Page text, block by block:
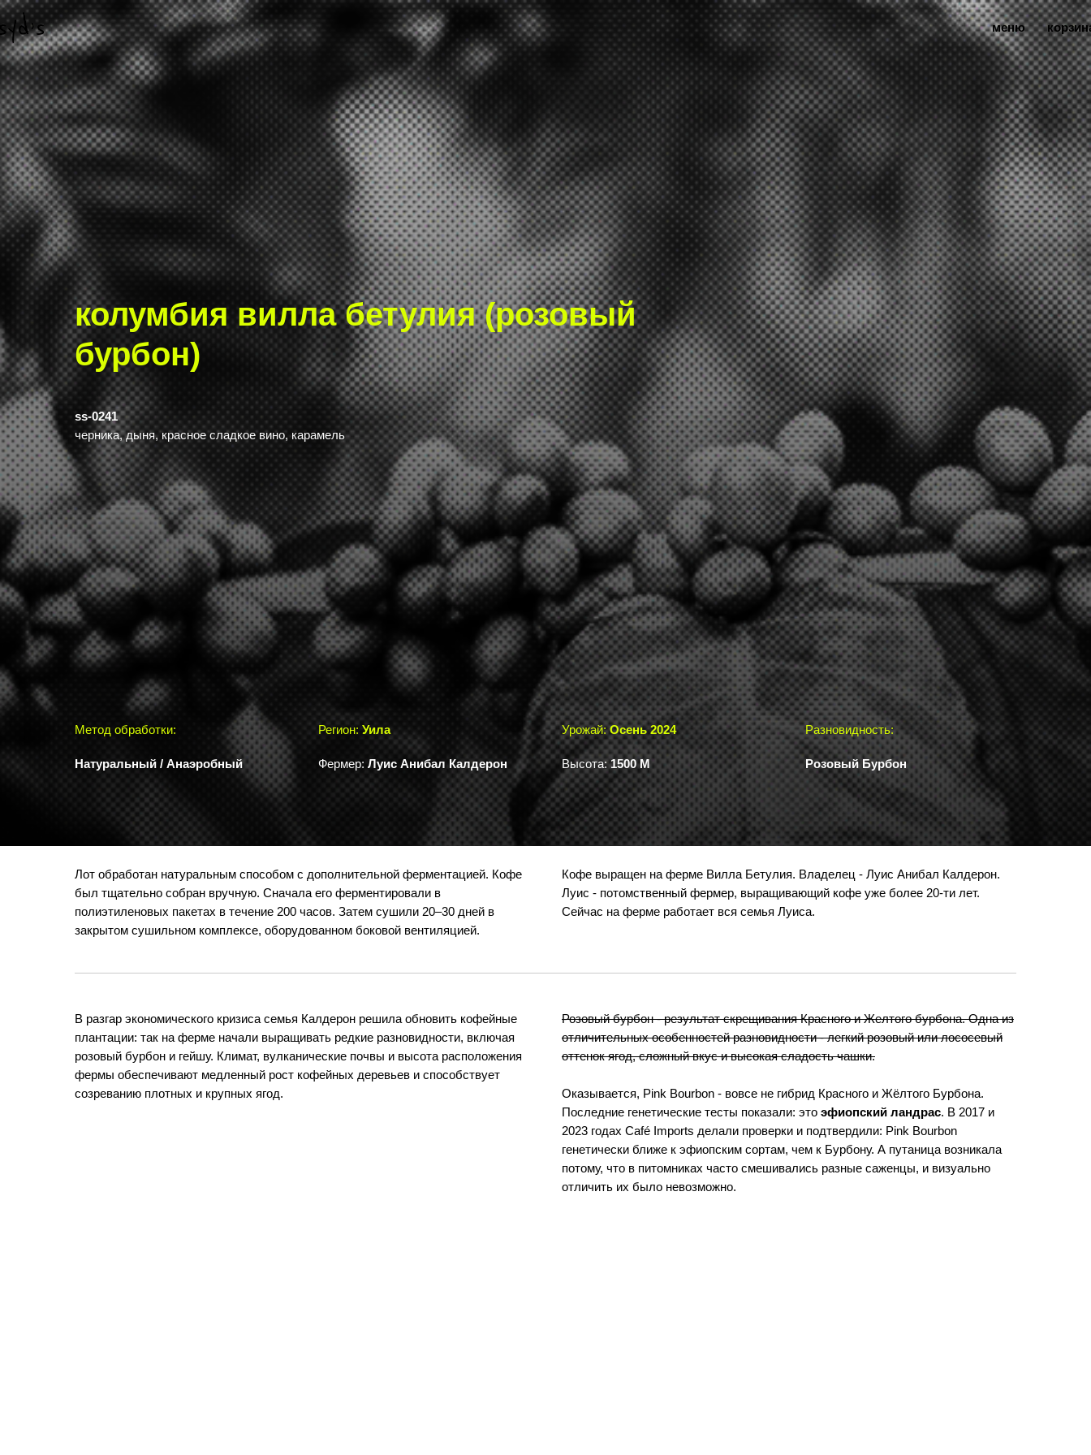
меню
колумбия вилла бетулия (розовый
бурбон)
ss-0241
черника, дыня, красное сладкое вино, карамель
Метод обработки:
Натуральный / Анаэробный
Регион: Уила
Фермер: Луис Анибал Калдерон
Урожай:Осень 2024
Высота:1500 М
Разновидность:
Розовый Бурбон
Лот обработан натуральным способом с дополнительной ферментацией. Кофе
был тщательно собран вручную. Сначала его ферментировали в
полиэтиленовых пакетах в течение 200 часов. Затем сушили 20–30 дней в
закрытом сушильном комплексе, оборудованном боковой вентиляцией.
Кофе выращен на ферме Вилла Бетулия. Владелец - Луис Анибал Калдерон.
Луис - потомственный фермер, выращивающий кофе уже более 20-ти лет.
Сейчас на ферме работает вся семья Луиса.
В разгар экономического кризиса семья Калдерон решила обновить кофейные
плантации: так на ферме начали выращивать редкие разновидности, включая
розовый бурбон и гейшу. Климат, вулканические почвы и высота расположения
фермы обеспечивают медленный рост кофейных деревьев и способствует
созреванию плотных и крупных ягод.
Розовый бурбон - результат скрещивания Красного и Желтого бурбона. Одна из
отличительных особенностей разновидности - легкий розовый или лососевый
оттенок ягод, сложный вкус и высокая сладость чашки.
Оказывается, Pink Bourbon - вовсе не гибрид Красного и Жёлтого Бурбона.
Последние генетические тесты показали: это эфиопский ландрас. В 2017 и
2023 годах Café Imports делали проверки и подтвердили: Pink Bourbon
генетически ближе к эфиопским сортам, чем к Бурбону. А путаница возникала
потому, что в питомниках часто смешивались разные саженцы, и визуально
отличить их было невозможно.